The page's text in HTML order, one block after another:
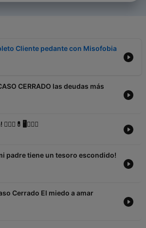
Cliente pedante con Misofobia
CERRADO las deudas más
padre tiene un tesoro escondido!
Cerrado El miedo a amar